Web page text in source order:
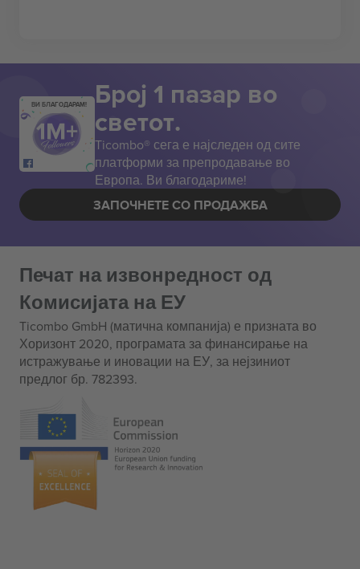
ВИ БЛАГОДАРАМ! Број 1 пазар во
светот.
Ticombo® сега е најследен од сите
платформи за препродавање во
Европа. Ви благодариме!
ЗАПОЧНЕТЕ СО ПРОДАЖБА
Печат на извонредност од
Комисијата на ЕУ
Ticombo GmbH (матична компанија) е призната во
Хоризонт 2020, програмата за финансирање на
истражување и иновации на ЕУ, за нејзиниот
предлог бр. 782393.